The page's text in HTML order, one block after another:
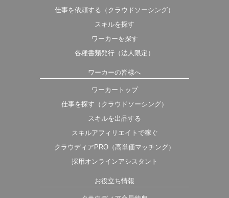
仕事を依頼する（クラウドソーシング）
スキルを探す
ワーカーを探す
各種書類発行（法人限定）
ワーカーの皆様へ
ワーカートップ
仕事を探す（クラウドソーシング）
スキルを出品する
スキルアフィリエイトで稼ぐ
クラウディアPRO（高単価マッチング）
採用オンラインアシスタント
お役立ち情報